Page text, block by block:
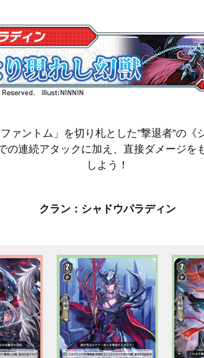
ァントム」を切り札とした”撃退者”の《
の連続アタックに加え、直接ダメージを
しよう！
クラン：シャドウパラディン